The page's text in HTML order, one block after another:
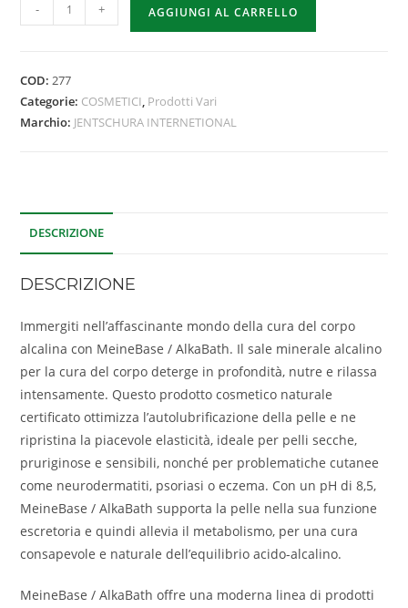
- + AGGIUNGI AL CARRELLO
COD:277
Categorie: COSMETICI, Prodotti Vari
Marchio: JENTSCHURA INTERNETIONAL
DESCRIZIONE
DESCRIZIONE
Immergiti nell’affascinante mondo della cura del corpo
alcalina con MeineBase / AlkaBath. Il sale minerale alcalino
per la cura del corpo deterge in profondità, nutre e rilassa
intensamente. Questo prodotto cosmetico naturale
certificato ottimizza l’autolubrificazione della pelle e ne
ripristina la piacevole elasticità, ideale per pelli secche,
pruriginose e sensibili, nonché per problematiche cutanee
come neurodermatiti, psoriasi o eczema. Con un pH di 8,5,
MeineBase / AlkaBath supporta la pelle nella sua funzione
escretoria e quindi allevia il metabolismo, per una cura
consapevole e naturale dell’equilibrio acido-alcalino.
MeineBase / AlkaBath offre una moderna linea di prodotti